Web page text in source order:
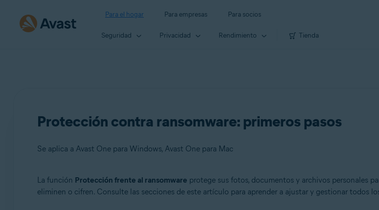
Para el hogar Para empresas Para socios
Seguridad Privacidad Rendimiento Tienda
Protección contra ransomware: primeros pasos
Se aplica a Avast One para Windows, Avast One para Mac
Productos:
La función Protección frente al ransomware protege sus fotos, documentos y archivos personales
eliminen o cifren. Consulte las secciones de este artículo para aprender a ajustar y gestionar todos